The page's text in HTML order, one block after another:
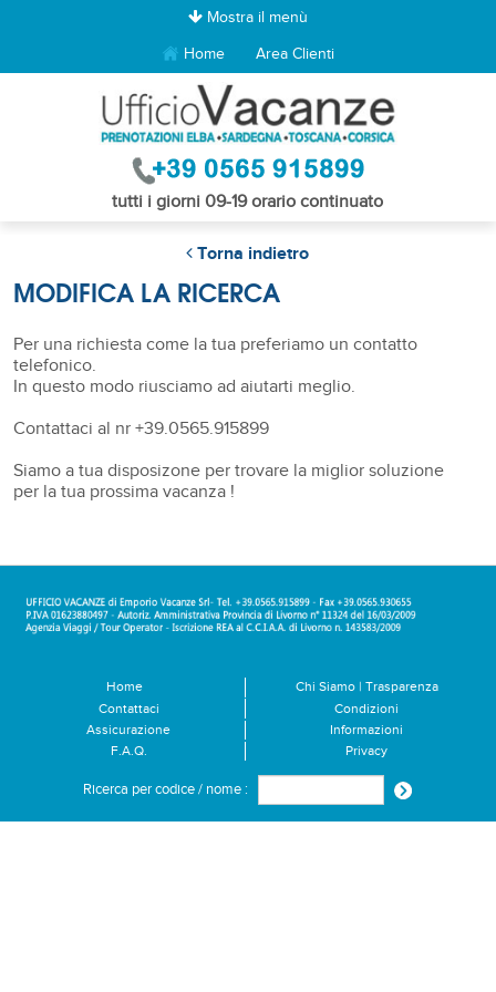
Mostra il menù
Home Area Clienti
tutti i giorni 09-19 orario continuato
Torna indietro
MODIFICA LA RICERCA
Per una richiesta come la tua preferiamo un contatto
telefonico.
In questo modo riusciamo ad aiutarti meglio.
Contattaci al nr +39.0565.915899
Siamo a tua disposizone per trovare la miglior soluzione
per la tua prossima vacanza !
Home
Chi Siamo | Trasparenza
Contattaci
Condizioni
Assicurazione
Informazioni
F.A.Q.
Privacy
Ricerca per codice / nome :